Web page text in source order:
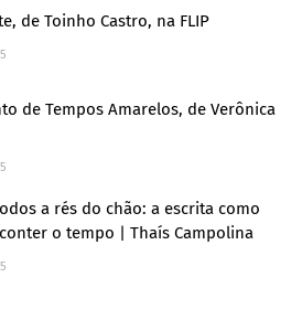
de Toinho Castro, na FLIP
de Tempos Amarelos, de Verônica
a rés do chão: a escrita como
o tempo | Thaís Campolina